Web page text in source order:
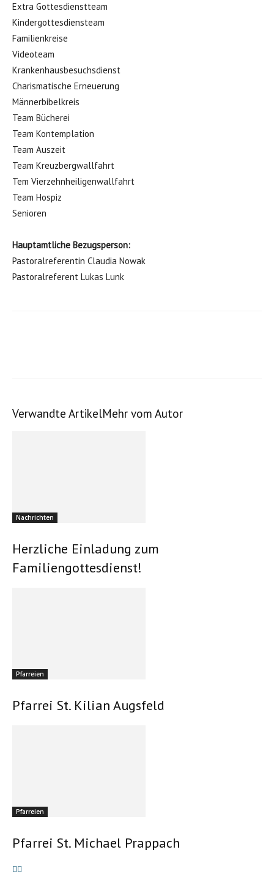
Extra Gottesdienstteam
Kindergottesdiensteam
Familienkreise
Videoteam
Krankenhausbesuchsdienst
Charismatische Erneuerung
Männerbibelkreis
Team Bücherei
Team Kontemplation
Team Auszeit
Team Kreuzbergwallfahrt
Tem Vierzehnheiligenwallfahrt
Team Hospiz
Senioren
Hauptamtliche Bezugsperson:
Pastoralreferentin Claudia Nowak
Pastoralreferent Lukas Lunk
Verwandte ArtikelMehr vom Autor
Nachrichten
Herzliche Einladung zum
Familiengottesdienst!
Pfarreien
Pfarrei St. Kilian Augsfeld
Pfarreien
Pfarrei St. Michael Prappach